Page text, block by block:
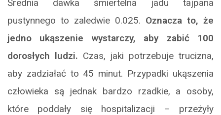
Średnia dawka śmiertelna jadu tajpana
pustynnego to zaledwie 0.025. Oznacza to, że
jedno ukąszenie wystarczy, aby zabić 100
dorosłych ludzi. Czas, jaki potrzebuje trucizna,
aby zadziałać to 45 minut. Przypadki ukąszenia
człowieka są jednak bardzo rzadkie, a osoby,
które poddały się hospitalizacji – przeżyły